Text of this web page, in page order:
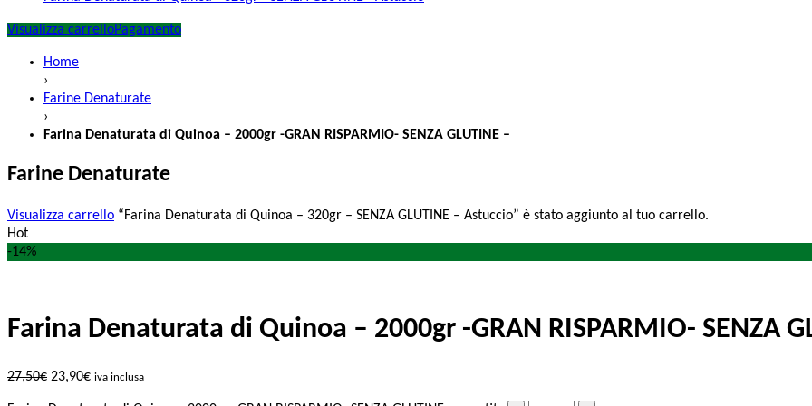
Visualizza carrelloPagamento
Home
›
Farine Denaturate
›
Farina Denaturata di Quinoa – 2000gr -GRAN RISPARMIO- SENZA GLUTINE –
Farine Denaturate
Visualizza carrello “Farina Denaturata di Quinoa – 320gr – SENZA GLUTINE – Astuccio” è stato aggiunto al tuo carrello.
Hot
-14%
Farina Denaturata di Quinoa – 2000gr -GRAN RISPARMIO- SENZA
27,50€ 23,90€ iva inclusa